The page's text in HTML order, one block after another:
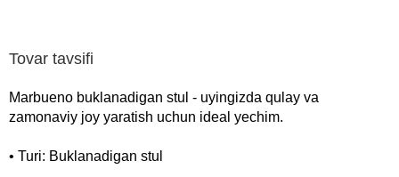
Tovar tavsifi
Marbueno buklanadigan stul - uyingizda qulay va
zamonaviy joy yaratish uchun ideal yechim.
• Turi: Buklanadigan stul